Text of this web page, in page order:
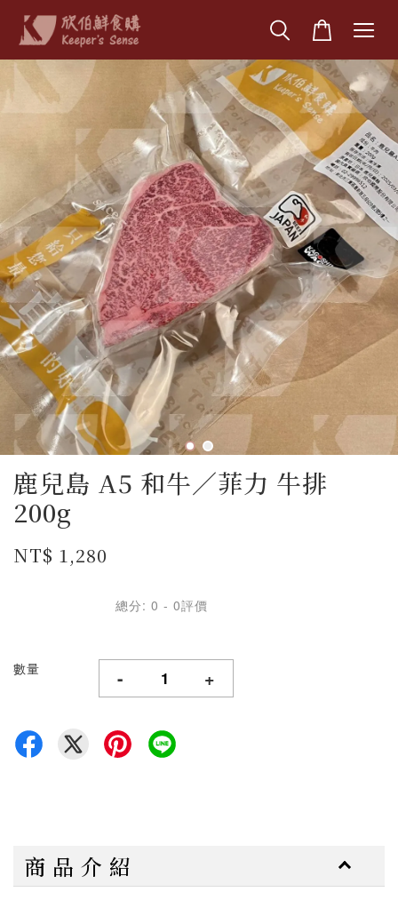
鹿兒島 A5 和牛／菲力 牛排
200g
NT$ 1,280
總分: 0 - 0評價
數量 - +
商 品 介 紹